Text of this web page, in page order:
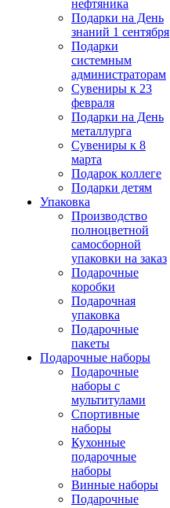
нефтяника
Подарки на День
знаний 1 сентября
Подарки
системным
администраторам
Сувениры к 23
февраля
Подарки на День
металлурга
Сувениры к 8
марта
Подарок коллеге
Подарки детям
Упаковка
Производство
полноцветной
самосборной
упаковки на заказ
Подарочные
коробки
Подарочная
упаковка
Подарочные
пакеты
Подарочные наборы
Подарочные
наборы с
мультитулами
Спортивные
наборы
Кухонные
подарочные
наборы
Винные наборы
Подарочные